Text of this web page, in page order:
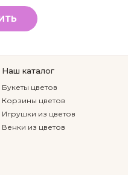
Наш каталог
Букеты цветов
Корзины цветов
Игрушки из цветов
Венки из цветов